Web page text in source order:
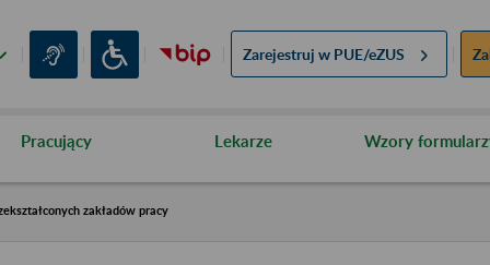
Zarejestruj w PUE/eZUS
Pracujący Lekarze Wzory
zakładów pracy